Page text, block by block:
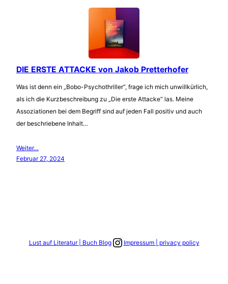
DIE ERSTE ATTACKE von Jakob Pretterhofer
Was ist denn ein „Bobo-Psychothriller“, frage ich mich unwillkürlich,
als ich die Kurzbeschreibung zu „Die erste Attacke“ las. Meine
Assoziationen bei dem Begriff sind auf jeden Fall positiv und auch
der beschriebene Inhalt…
Weiter…
Februar 27, 2024
Lust auf Literatur | Buch BlogLink zum Instagram Account
Impressum | privacy policy